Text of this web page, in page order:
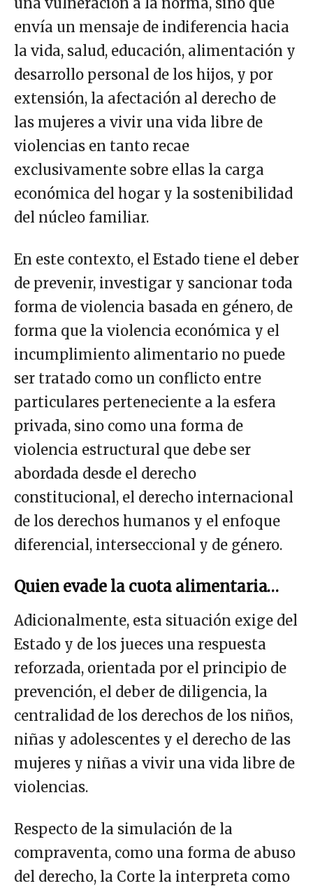
envía un mensaje de indiferencia hacia
la vida, salud, educación, alimentación y
desarrollo personal de los hijos, y por
extensión, la afectación al derecho de
las mujeres a vivir una vida libre de
violencias en tanto recae
exclusivamente sobre ellas la carga
económica del hogar y la sostenibilidad
del núcleo familiar.
En este contexto, el Estado tiene el deber
de prevenir, investigar y sancionar toda
forma de violencia basada en género, de
forma que la violencia económica y el
incumplimiento alimentario no puede
ser tratado como un conflicto entre
particulares perteneciente a la esfera
privada, sino como una forma de
violencia estructural que debe ser
abordada desde el derecho
constitucional, el derecho internacional
de los derechos humanos y el enfoque
diferencial, interseccional y de género.
Quien evade la cuota alimentaria…
Adicionalmente, esta situación exige del
Estado y de los jueces una respuesta
reforzada, orientada por el principio de
prevención, el deber de diligencia, la
centralidad de los derechos de los niños,
niñas y adolescentes y el derecho de las
mujeres y niñas a vivir una vida libre de
violencias.
Respecto de la simulación de la
compraventa, como una forma de abuso
del derecho, la Corte la interpreta como